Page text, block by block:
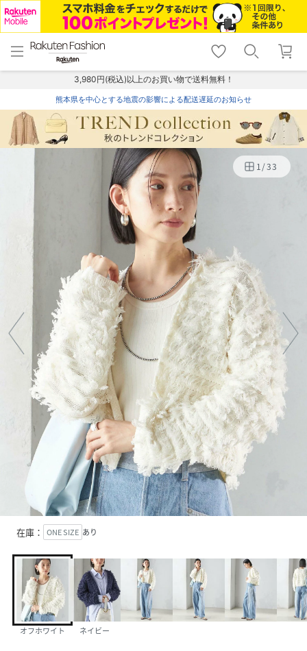
menu home
トップ
shopping_cart lock_outline
ログイン
3,980円(税込)以上のお買い物で送料無料！
熊本県を中心とする地震の影響による配送遅延のお知らせ
1/33
在庫： ONE SIZE あり
オフホワイト ネイビー